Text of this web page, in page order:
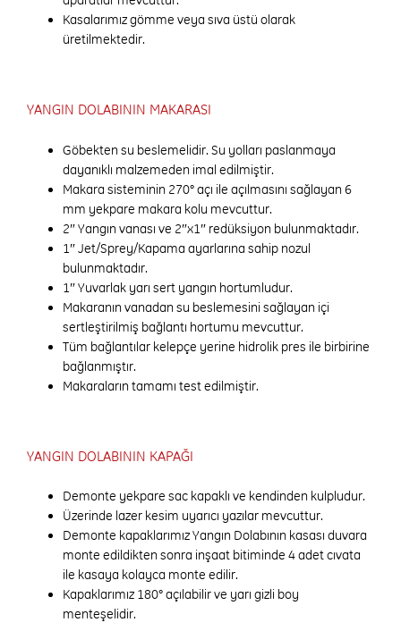
Kasalarımız gömme veya sıva üstü olarak
üretilmektedir.
YANGIN DOLABININ MAKARASI
Göbekten su beslemelidir. Su yolları paslanmaya
dayanıklı malzemeden imal edilmiştir.
Makara sisteminin 270° açı ile açılmasını sağlayan 6
mm yekpare makara kolu mevcuttur.
2″ Yangın vanası ve 2″x1″ redüksiyon bulunmaktadır.
1″ Jet/Sprey/Kapama ayarlarına sahip nozul
bulunmaktadır.
1″ Yuvarlak yarı sert yangın hortumludur.
Makaranın vanadan su beslemesini sağlayan içi
sertleştirilmiş bağlantı hortumu mevcuttur.
Tüm bağlantılar kelepçe yerine hidrolik pres ile birbirine
bağlanmıştır.
Makaraların tamamı test edilmiştir.
YANGIN DOLABININ KAPAĞI
Demonte yekpare sac kapaklı ve kendinden kulpludur.
Üzerinde lazer kesim uyarıcı yazılar mevcuttur.
Demonte kapaklarımız Yangın Dolabının kasası duvara
monte edildikten sonra inşaat bitiminde 4 adet cıvata
ile kasaya kolayca monte edilir.
Kapaklarımız 180° açılabilir ve yarı gizli boy
menteşelidir.